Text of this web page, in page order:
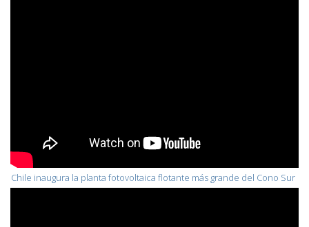
Chile inaugura la planta fotovoltaica flotante más grande del Cono Sur